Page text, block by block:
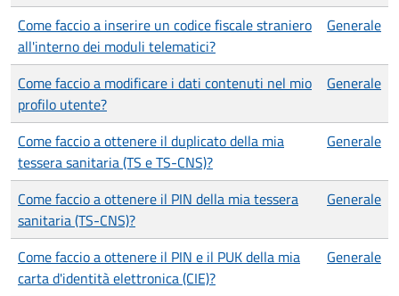
Come faccio a inserire un codice fiscale straniero
all'interno dei moduli telematici?
Generale
Come faccio a modificare i dati contenuti nel mio
profilo utente?
Generale
Come faccio a ottenere il duplicato della mia
tessera sanitaria (TS e TS-CNS)?
Generale
Come faccio a ottenere il PIN della mia tessera
sanitaria (TS-CNS)?
Generale
Come faccio a ottenere il PIN e il PUK della mia
carta d'identità elettronica (CIE)?
Generale